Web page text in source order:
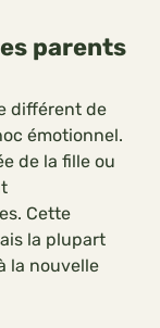
parents
différent de
émotionnel.
de la fille ou
Cette
la plupart
la nouvelle